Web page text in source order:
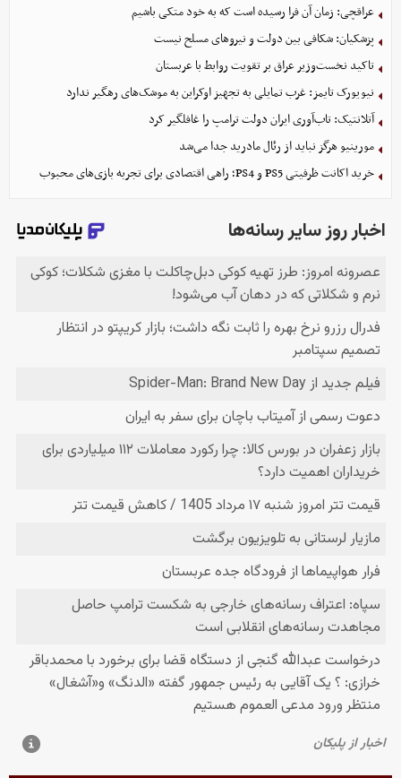
عراقچی: زمان آن فرا رسیده است که به خود متکی باشیم
پزشکیان: شکافی بین دولت و نیروهای مسلح نیست
تاکید نخست‌وزیر عراق بر تقویت روابط با عربستان
نیویورک تایمز: غرب تمایلی به تجهیز اوکراین به موشک‌های رهگیر ندارد
آتلانتیک: تاب‌آوری ایران دولت ترامپ را غافلگیر کرد
مورینیو هرگز نباید از رئال مادرید جدا می‌شد
خرید اکانت ظرفیتی PS5 و PS4؛ راهی اقتصادی برای تجربه بازی‌های محبوب